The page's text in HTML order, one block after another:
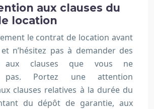
aux clauses du
location
le contrat de location avant
n’hésitez pas à demander des
aux clauses que vous ne
pas. Portez une attention
clauses relatives à la durée du
du dépôt de garantie, aux